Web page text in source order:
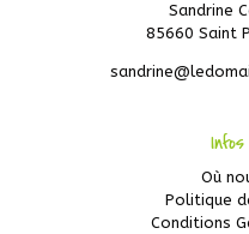
Sandrine
85660 Saint
Où
Politique
Conditions